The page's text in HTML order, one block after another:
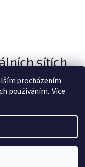
procházením
používáním.. Více
sítích
práva vyhrazena.